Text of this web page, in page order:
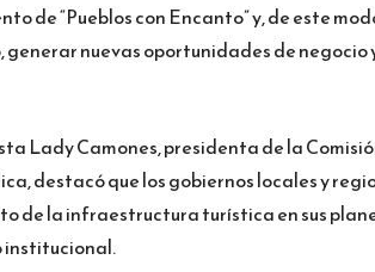
de “Pueblos con Encanto” y, de este
nuevas oportunidades de negocio
Lady Camones, presidenta de la
destacó que los gobiernos locales y
de la infraestructura turística en sus
institucional.